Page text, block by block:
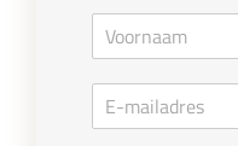
N
V
o
r
E